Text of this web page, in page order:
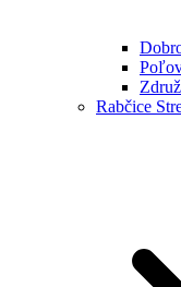
Rabčice